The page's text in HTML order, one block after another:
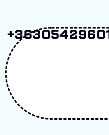
+36305429601